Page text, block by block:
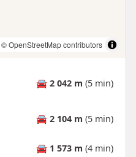
© OpenStreetMap contributors
🚘 2 042 m (5 min)
🚘 2 104 m (5 min)
🚘 1 573 m (4 min)